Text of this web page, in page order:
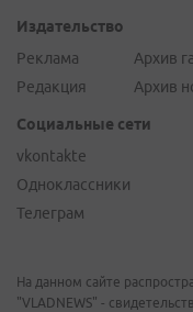
Издательство
Реклама
Редакция
Архив
Архив
Социальные сети
vkontakte
Одноклассники
Телеграм
На данном сайте
"VLADNEWS" -